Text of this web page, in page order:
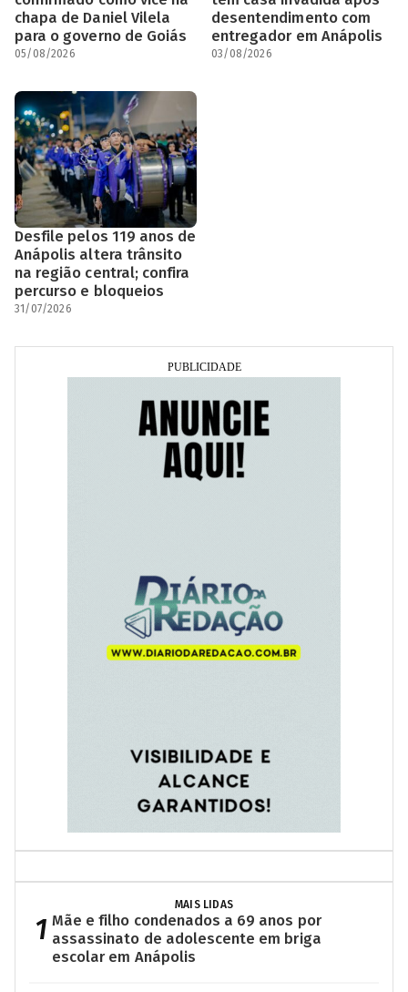
chapa de Daniel Vilela
para o governo de Goiás
05/08/2026
desentendimento com
entregador em Anápolis
03/08/2026
Desfile pelos 119 anos de
Anápolis altera trânsito
na região central; confira
percurso e bloqueios
31/07/2026
MAIS LIDAS
1 Mãe e filho condenados a 69 anos por
assassinato de adolescente em briga
escolar em Anápolis